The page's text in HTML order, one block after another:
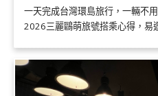
一天完成台灣環島旅行，一輛不
2026三麗鷗萌旅號搭乘心得，易